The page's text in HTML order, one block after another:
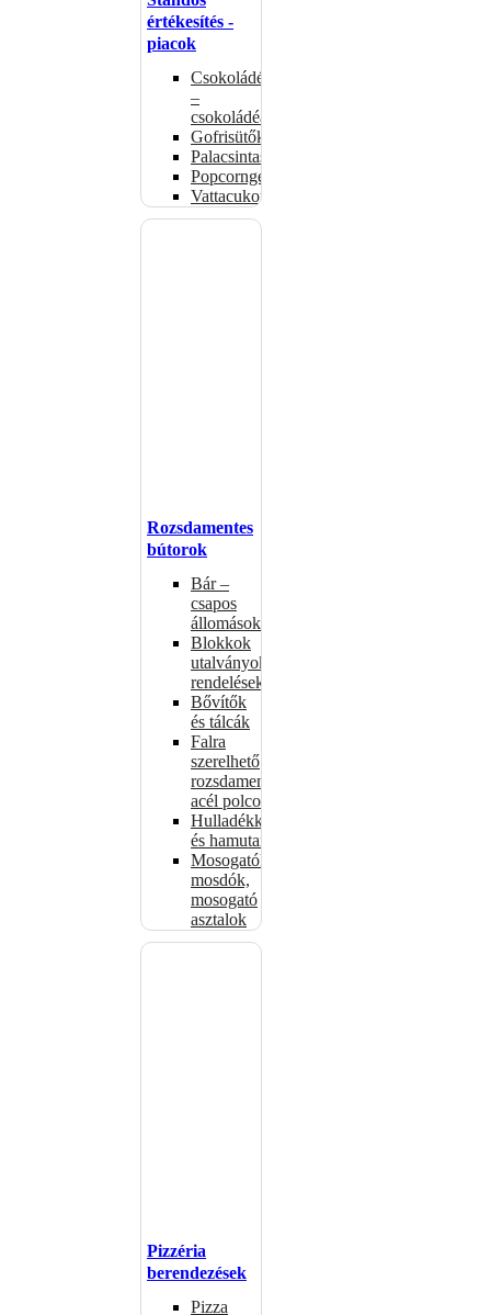
értékesítés -
piacok
Csokoládémelegítők
–
csokoládéadagolók
Gofrisütők
Palacsintasütők
Popcorngépek
Vattacukorgép
Rozsdamentes
bútorok
Bár –
csapos
állomások
Blokkok
utalványokhoz,
rendelésekhez
Bővítők
és tálcák
Falra
szerelhető
rozsdamentes
acél polcok
Hulladékkosarak
és hamutartók
Mosogatók,
mosdók,
mosogató
asztalok
Pizzéria
berendezések
Pizza